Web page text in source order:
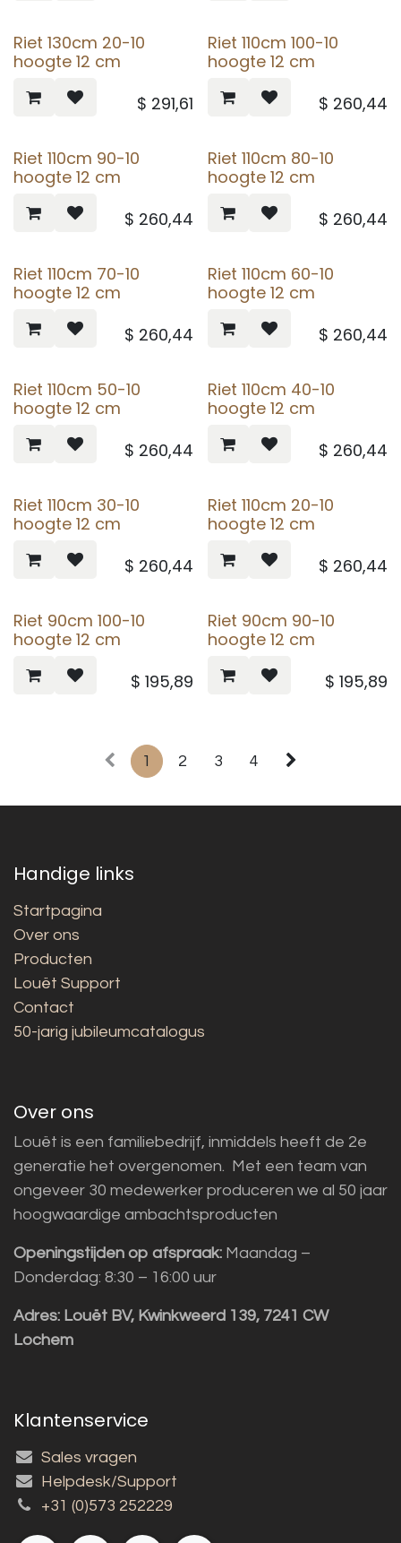
Riet 130cm 20-10
hoogte 12 cm
$ 291,61
Riet 110cm 100-10
hoogte 12 cm
$ 260,44
Riet 110cm 90-10
hoogte 12 cm
$ 260,44
Riet 110cm 80-10
hoogte 12 cm
$ 260,44
Riet 110cm 70-10
hoogte 12 cm
$ 260,44
Riet 110cm 60-10
hoogte 12 cm
$ 260,44
Riet 110cm 50-10
hoogte 12 cm
$ 260,44
Riet 110cm 40-10
hoogte 12 cm
$ 260,44
Riet 110cm 30-10
hoogte 12 cm
$ 260,44
Riet 110cm 20-10
hoogte 12 cm
$ 260,44
Riet 90cm 100-10
hoogte 12 cm
$ 195,89
Riet 90cm 90-10
hoogte 12 cm
$ 195,89
1 2 3 4
Handige links
Startpagina
Over ons
Producten
Louët Support
Contact
50-jarig jubileumcatalogus
Over ons
Louët is een familiebedrijf, inmiddels heeft de 2e
generatie het overgenomen. Met een team van
ongeveer 30 medewerker produceren we al 50 jaar
hoogwaardige ambachtsproducten
Openingstijden op afspraak: Maandag –
Donderdag: 8:30 – 16:00 uur
Adres: Louët BV, Kwinkweerd 139, 7241 CW
Lochem
Klantenservice
Sales vragen
Helpdesk/Support
+31 (0)573 252229